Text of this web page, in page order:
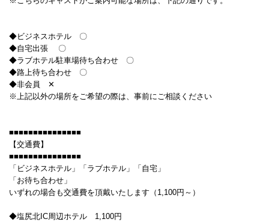
◆ビジネスホテル 〇
◆自宅出張 〇
◆ラブホテル駐車場待ち合わせ 〇
◆路上待ち合わせ 〇
◆非会員 ✕
※上記以外の場所をご希望の際は、事前にご相談ください
■■■■■■■■■■■■■■■
【交通費】
■■■■■■■■■■■■■■■
「ビジネスホテル」「ラブホテル」「自宅」
「お待ち合わせ」
いずれの場合も交通費を頂戴いたします（1,100円～）
◆塩尻北IC周辺ホテル 1,100円